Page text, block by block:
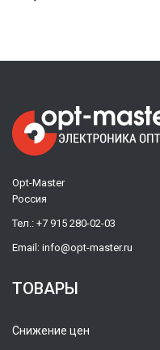
Opt-Master
Россия
Тел.: +7 915 280-02-03
Email: info@opt-master.ru
ТОВАРЫ
Снижение цен